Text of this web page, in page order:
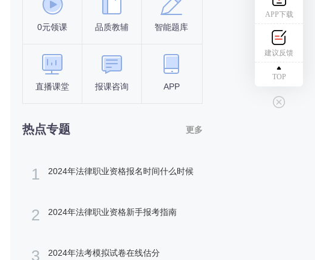
0元领课 品质教辅 智能题库
直播课堂 报课咨询 APP
考试时间
热点专题 更多
1 2024年法律职业资格报名时间什么时候
2 2024年法律职业资格新手报考指南
3 2024年法考模拟试卷在线估分
APP下载
建议反馈
TOP